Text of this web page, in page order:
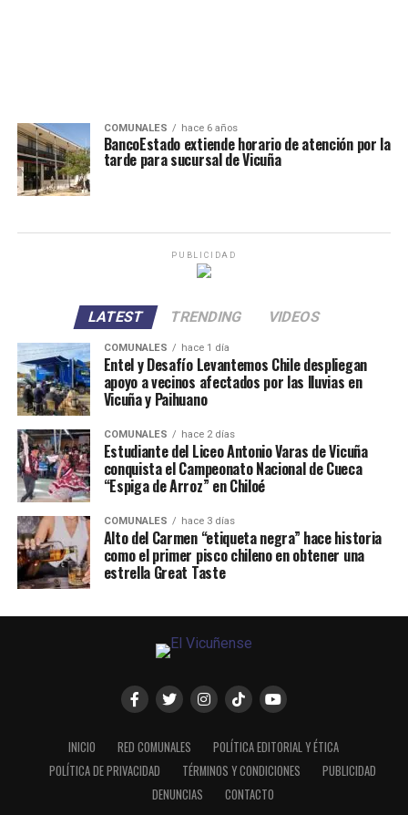
COMUNALES hace 6 años
BancoEstado extiende horario de atención por la
tarde para sucursal de Vicuña
PUBLICIDAD
LATEST TRENDING VIDEOS
COMUNALES hace 1 día
Entel y Desafío Levantemos Chile despliegan
apoyo a vecinos afectados por las lluvias en
Vicuña y Paihuano
COMUNALES hace 2 días
Estudiante del Liceo Antonio Varas de Vicuña
conquista el Campeonato Nacional de Cueca
“Espiga de Arroz” en Chiloé
COMUNALES hace 3 días
Alto del Carmen “etiqueta negra” hace historia
como el primer pisco chileno en obtener una
estrella Great Taste
INICIO RED COMUNALES
POLÍTICA EDITORIAL Y ÉTICA
POLÍTICA DE PRIVACIDAD
TÉRMINOS Y CONDICIONES
PUBLICIDAD
DENUNCIAS
CONTACTO